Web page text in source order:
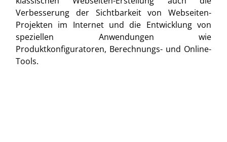
Verbesserung der Sichtbarkeit von Webseiten-
Projekten im Internet und die Entwicklung von
speziellen Anwendungen wie
Produktkonfiguratoren, Berechnungs- und Online-
Tools.